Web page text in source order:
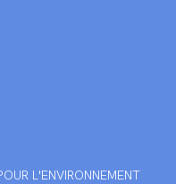
L'ENVIRONNEMENT